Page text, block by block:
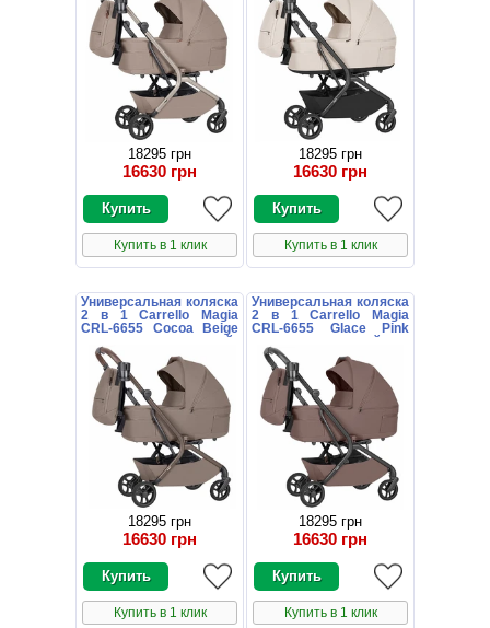
18295 грн
16630 грн
Купить в 1 клик
18295 грн
16630 грн
Купить в 1 клик
Универсальная коляска
2 в 1 Carrello Magia
CRL-6655 Cocoa Beige
коричневая с сумочкой
18295 грн
16630 грн
Купить в 1 клик
Универсальная коляска
2 в 1 Carrello Magia
CRL-6655 Glace Pink
розовая с сумочкой
18295 грн
16630 грн
Купить в 1 клик